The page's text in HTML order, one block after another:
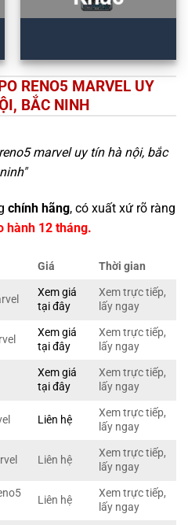
RENO5 MARVEL UY
BẮC NINH
marvel uy tín hà nội, bắc
ninh"
chính hãng, có xuất xứ rõ ràng
hành 12 tháng.
Giá Thời gian
Xem giá
tại đây
Xem trực tiếp,
lấy ngay
Xem giá
tại đây
Xem trực tiếp,
lấy ngay
Xem giá
tại đây
Xem trực tiếp,
lấy ngay
Liên hệ
Xem trực tiếp,
lấy ngay
Liên hệ
Xem trực tiếp,
lấy ngay
Liên hệ
Xem trực tiếp,
lấy ngay